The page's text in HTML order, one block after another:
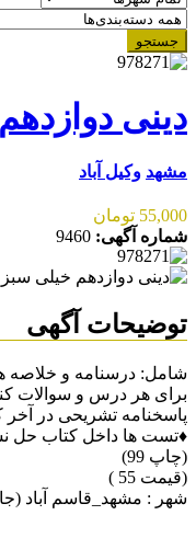
جستجو
دینی
مشهد وکیل آباد
55,000 تومان
شماره آگهی: 9460
توضیحات آگهی
شامل: درسنامه و
برای هر درس و سوالات
پاسخنامه تشریحی در آخر
♦️تست ها داخل کتاب حل
(چاپ 99)
(قیمت 55 )
شهر : مشهد_قاسم آباد